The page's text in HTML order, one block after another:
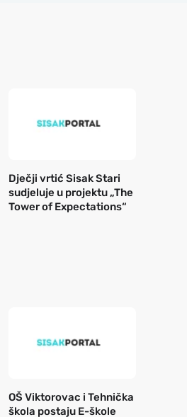
Dječji vrtić Sisak Stari
sudjeluje u projektu „The
Tower of Expectations“
OŠ Viktorovac i Tehnička
škola postaju E-škole